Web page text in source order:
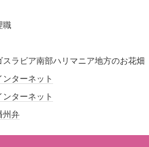
職
スラビア南部ハリマニア地方のお花畑
ンターネット
ンターネット
州弁